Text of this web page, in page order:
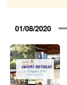
01/08/2020